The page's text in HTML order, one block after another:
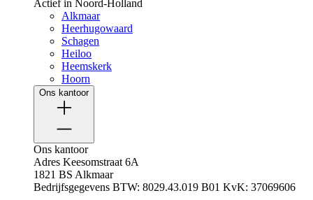
Actief in Noord-Holland
Alkmaar
Heerhugowaard
Schagen
Heiloo
Heemskerk
Hoorn
Ons kantoor
Ons kantoor
Adres Keesomstraat 6A
1821 BS Alkmaar
Bedrijfsgegevens BTW: 8029.43.019 B01 KvK: 37069606